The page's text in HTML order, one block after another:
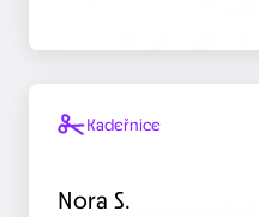
Kadeřnice
Nora S.